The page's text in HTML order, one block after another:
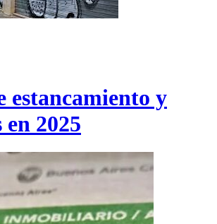
estancamiento y
en 2025